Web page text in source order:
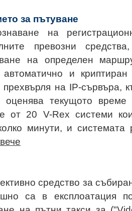
за пътуване
на
превозни
на определен
и
на IP-сървъра,
текущото време
от 20 V-Rex системи
минути, и системата
средство за
са в експлоатация